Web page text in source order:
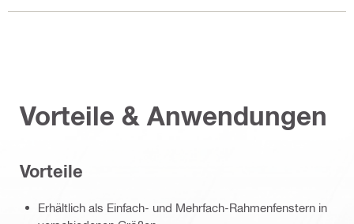
Vorteile & Anwendungen
Vorteile
Erhältlich als Einfach- und Mehrfach-Rahmenfenstern in